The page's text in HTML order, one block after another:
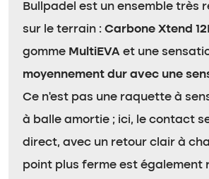
Bullpadel est un ensemble très
sur le terrain : Carbone Xtend
gomme MultiEVA et une
moyennement dur avec une
Ce n’est pas une raquette à
à balle amortie ; ici, le contact
direct, avec un retour clair à
point plus ferme est également